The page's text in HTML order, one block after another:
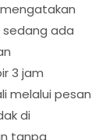
mengatakan
sedang ada
3 jam
melalui pesan
di
tanpa